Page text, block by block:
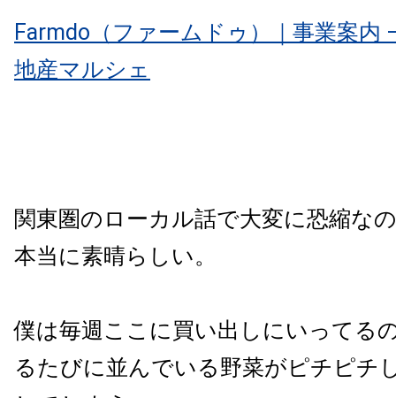
Farmdo（ファームドゥ）｜事業案内
地産マルシェ
関東圏のローカル話で大変に恐縮な
本当に素晴らしい。
僕は毎週ここに買い出しにいってる
るたびに並んでいる野菜がピチピチ